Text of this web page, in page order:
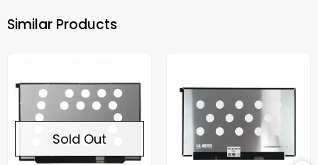
Similar Products
Sold Out